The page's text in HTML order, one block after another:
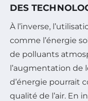
DES
À l’inverse,
comme l’énergie
de polluants
l’augmentation de
d’énergie pourrait
qualité de l’air. En